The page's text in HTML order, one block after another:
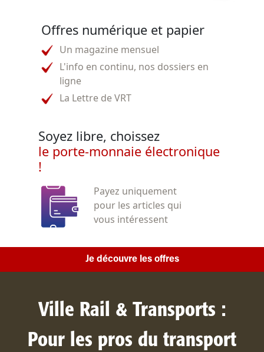
Offres numérique et papier
Un magazine mensuel
L'info en continu, nos dossiers en
ligne
La Lettre de VRT
Soyez libre, choissez
le porte-monnaie électronique
!
Payez uniquement
pour les articles qui
vous intéressent
Je découvre les offres
Ville Rail & Transports :
Pour les pros du transport